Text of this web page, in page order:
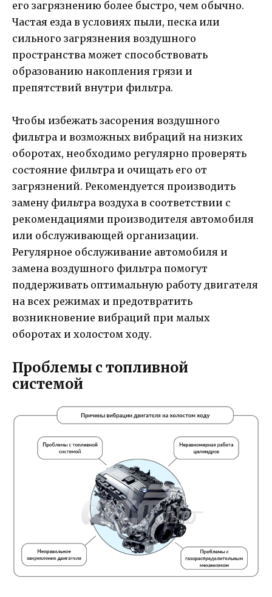
его загрязнению более быстро, чем обычно.
Частая езда в условиях пыли, песка или
сильного загрязнения воздушного
пространства может способствовать
образованию накопления грязи и
препятствий внутри фильтра.
Чтобы избежать засорения воздушного
фильтра и возможных вибраций на низких
оборотах, необходимо регулярно проверять
состояние фильтра и очищать его от
загрязнений. Рекомендуется производить
замену фильтра воздуха в соответствии с
рекомендациями производителя автомобиля
или обслуживающей организации.
Регулярное обслуживание автомобиля и
замена воздушного фильтра помогут
поддерживать оптимальную работу двигателя
на всех режимах и предотвратить
возникновение вибраций при малых
оборотах и холостом ходу.
Проблемы с топливной
системой